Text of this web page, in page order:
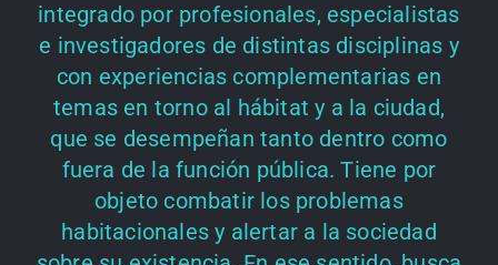
integrado por profesionales, especialistas
e investigadores de distintas disciplinas y
con experiencias complementarias en
temas en torno al hábitat y a la ciudad,
que se desempeñan tanto dentro como
fuera de la función pública. Tiene por
objeto combatir los problemas
habitacionales y alertar a la sociedad